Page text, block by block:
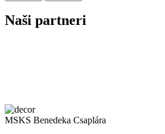
Naši partneri
MSKS Benedeka Csaplára